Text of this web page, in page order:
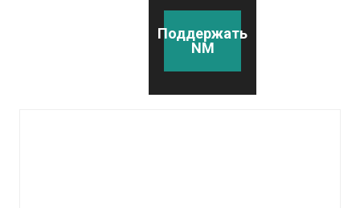
Поддержать
NM